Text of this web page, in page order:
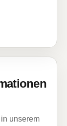
unserem